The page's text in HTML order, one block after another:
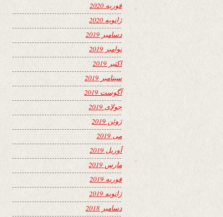
فوریه 2020
ژانویه 2020
دسامبر 2019
نوامبر 2019
اکتبر 2019
سپتامبر 2019
آگوست 2019
جولای 2019
ژوئن 2019
می 2019
آوریل 2019
مارس 2019
فوریه 2019
ژانویه 2019
دسامبر 2018